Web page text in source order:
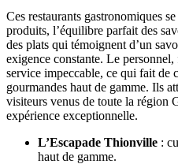
Ces restaurants gastronomiques
produits, l’équilibre parfait des
des plats qui témoignent d’un
exigence constante. Le
service impeccable, ce qui fait de
gourmandes haut de gamme. Ils
visiteurs venus de toute la région
expérience exceptionnelle.
L’Escapade Thionville :
haut de gamme.